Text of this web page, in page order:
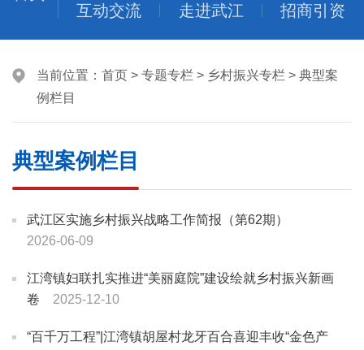
互动交流
走进武江 招商引资
当前位置： 首页 > 专题专栏 > 乡村振兴专栏 > 典型案
例栏目
典型案例栏目
武江区实施乡村振兴战略工作简报（第62期）
2026-06-09
江湾镇妇联扎实推进“美丽庭院”建设绘就乡村振兴新画
卷
2025-12-10
“百千万工程”|江湾镇胡屋村龙牙百合喜迎丰收“金色产